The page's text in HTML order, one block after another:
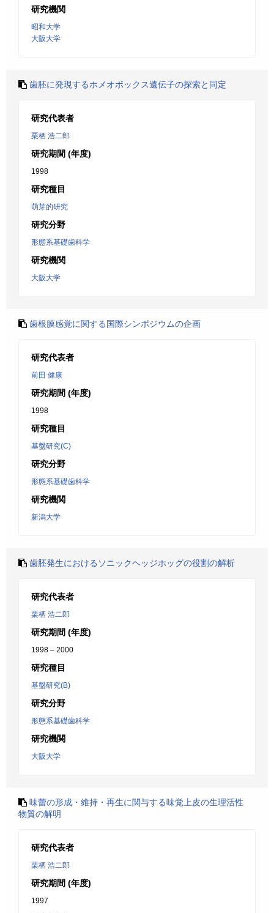
研究機関
昭和大学
大阪大学
歯胚に発現するホメオボックス遺伝子の探索と同定
研究代表者
栗栖 浩二郎
研究期間 (年度)
1998
研究種目
萌芽的研究
研究分野
形態系基礎歯科学
研究機関
大阪大学
歯根膜感覚に関する国際シンポジウムの企画
研究代表者
前田 健康
研究期間 (年度)
1998
研究種目
基盤研究(C)
研究分野
形態系基礎歯科学
研究機関
新潟大学
歯胚発生におけるソニックヘッジホッグの役割の解析
研究代表者
栗栖 浩二郎
研究期間 (年度)
1998 – 2000
研究種目
基盤研究(B)
研究分野
形態系基礎歯科学
研究機関
大阪大学
味蕾の形成・維持・再生に関与する味覚上皮の生理活性
物質の解明
研究代表者
栗栖 浩二郎
研究期間 (年度)
1997